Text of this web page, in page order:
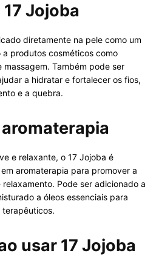
Jojoba
diretamente na pele como um
produtos cosméticos como
massagem. Também pode ser
a hidratar e fortalecer os fios,
e a quebra.
e relaxante, o 17 Jojoba é
aromaterapia para promover a
Pode ser adicionado a
a óleos essenciais para
terapêuticos.
usar 17 Jojoba